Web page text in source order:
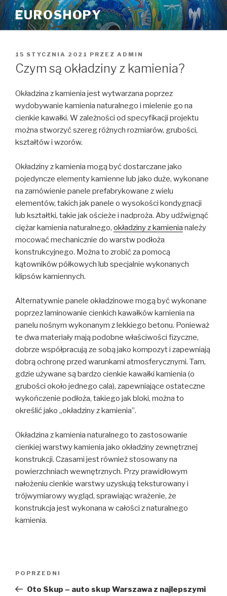
Przeskocz
do
treści
EUROSHOPY
OPUBLIKOWANE
W
15 STYCZNIA 2021 PRZEZ ADMIN
Czym są okładziny z kamienia?
Okładzina z kamienia jest wytwarzana poprzez
wydobywanie kamienia naturalnego i mielenie go na
cienkie kawałki. W zależności od specyfikacji projektu
można stworzyć szereg różnych rozmiarów, grubości,
kształtów i wzorów.
Okładziny z kamienia mogą być dostarczane jako
pojedyncze elementy kamienne lub jako duże, wykonane
na zamówienie panele prefabrykowane z wielu
elementów, takich jak panele o wysokości kondygnacji
lub kształtki, takie jak ościeże i nadproża. Aby udźwignąć
ciężar kamienia naturalnego, okładziny z kamienia należy
mocować mechanicznie do warstw podłoża
konstrukcyjnego. Można to zrobić za pomocą
kątowników półkowych lub specjalnie wykonanych
klipsów kamiennych.
Alternatywnie panele okładzinowe mogą być wykonane
poprzez laminowanie cienkich kawałków kamienia na
panelu nośnym wykonanym z lekkiego betonu. Ponieważ
te dwa materiały mają podobne właściwości fizyczne,
dobrze współpracują ze sobą jako kompozyt i zapewniają
dobrą ochronę przed warunkami atmosferycznymi. Tam,
gdzie używane są bardzo cienkie kawałki kamienia (o
grubości około jednego cala), zapewniające ostateczne
wykończenie podłoża, takiego jak bloki, można to
określić jako „okładziny z kamienia”.
Okładzina z kamienia naturalnego to zastosowanie
cienkiej warstwy kamienia jako okładziny zewnętrznej
konstrukcji. Czasami jest również stosowany na
powierzchniach wewnętrznych. Przy prawidłowym
nałożeniu cienkie warstwy uzyskują teksturowany i
trójwymiarowy wygląd, sprawiając wrażenie, że
konstrukcja jest wykonana w całości z naturalnego
kamienia.
Poprzedni
wpis
POPRZEDNI
Oto Skup – auto skup Warszawa z najlepszymi